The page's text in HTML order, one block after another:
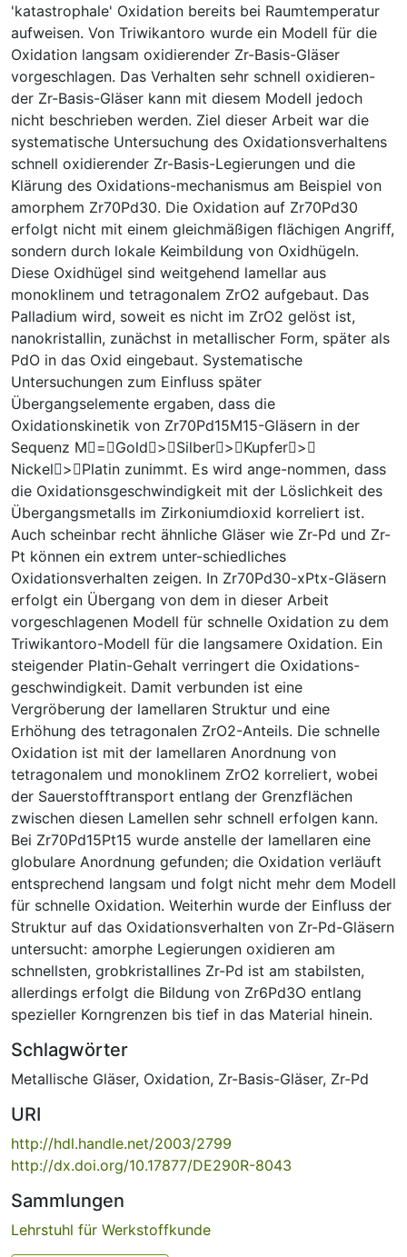
'katastrophale' Oxidation bereits bei Raumtemperatur
aufweisen. Von Triwikantoro wurde ein Modell für die
Oxidation langsam oxidierender Zr-Basis-Gläser
vorgeschlagen. Das Verhalten sehr schnell oxidieren-
der Zr-Basis-Gläser kann mit diesem Modell jedoch
nicht beschrieben werden. Ziel dieser Arbeit war die
systematische Untersuchung des Oxidationsverhaltens
schnell oxidierender Zr-Basis-Legierungen und die
Klärung des Oxidations-mechanismus am Beispiel von
amorphem Zr70Pd30. Die Oxidation auf Zr70Pd30
erfolgt nicht mit einem gleichmäßigen flächigen Angriff,
sondern durch lokale Keimbildung von Oxidhügeln.
Diese Oxidhügel sind weitgehend lamellar aus
monoklinem und tetragonalem ZrO2 aufgebaut. Das
Palladium wird, soweit es nicht im ZrO2 gelöst ist,
nanokristallin, zunächst in metallischer Form, später als
PdO in das Oxid eingebaut. Systematische
Untersuchungen zum Einfluss später
Übergangselemente ergaben, dass die
Oxidationskinetik von Zr70Pd15M15-Gläsern in der
Sequenz M=Gold>Silber>Kupfer>
Nickel>Platin zunimmt. Es wird ange-nommen, dass
die Oxidationsgeschwindigkeit mit der Löslichkeit des
Übergangsmetalls im Zirkoniumdioxid korreliert ist.
Auch scheinbar recht ähnliche Gläser wie Zr-Pd und Zr-
Pt können ein extrem unter-schiedliches
Oxidationsverhalten zeigen. In Zr70Pd30-xPtx-Gläsern
erfolgt ein Übergang von dem in dieser Arbeit
vorgeschlagenen Modell für schnelle Oxidation zu dem
Triwikantoro-Modell für die langsamere Oxidation. Ein
steigender Platin-Gehalt verringert die Oxidations-
geschwindigkeit. Damit verbunden ist eine
Vergröberung der lamellaren Struktur und eine
Erhöhung des tetragonalen ZrO2-Anteils. Die schnelle
Oxidation ist mit der lamellaren Anordnung von
tetragonalem und monoklinem ZrO2 korreliert, wobei
der Sauerstofftransport entlang der Grenzflächen
zwischen diesen Lamellen sehr schnell erfolgen kann.
Bei Zr70Pd15Pt15 wurde anstelle der lamellaren eine
globulare Anordnung gefunden; die Oxidation verläuft
entsprechend langsam und folgt nicht mehr dem Modell
für schnelle Oxidation. Weiterhin wurde der Einfluss der
Struktur auf das Oxidationsverhalten von Zr-Pd-Gläsern
untersucht: amorphe Legierungen oxidieren am
schnellsten, grobkristallines Zr-Pd ist am stabilsten,
allerdings erfolgt die Bildung von Zr6Pd3O entlang
spezieller Korngrenzen bis tief in das Material hinein.
Schlagwörter
Metallische Gläser, Oxidation, Zr-Basis-Gläser, Zr-Pd
URI
http://hdl.handle.net/2003/2799
http://dx.doi.org/10.17877/DE290R-8043
Sammlungen
Lehrstuhl für Werkstoffkunde